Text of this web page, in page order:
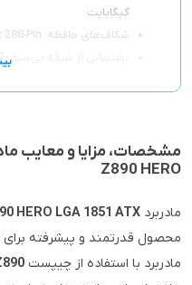
گیگابایت
شکاف‌های حافظه: 4x 288-Pin
پشتیبانی از شبکه بی‌سیم: Wi-Fi 7 با پشتیبانی MU-MIMO
Z890 HERO
مادربرد HERO LGA 1851 ATX
محصول قدرتمند و پیشرفته برای
مادربرد با استفاده از چیپست